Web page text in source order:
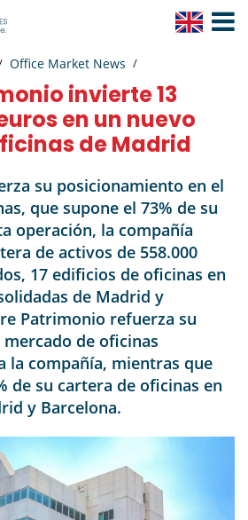
Toggle
Office Market News
invierte 13
en un nuevo
de Madrid
su posicionamiento en el
que supone el 73% de su
operación, la compañía
de activos de 558.000
17 edificios de oficinas en
de Madrid y
Patrimonio refuerza su
de oficinas
la compañía, mientras que
de su cartera de oficinas en
y Barcelona.